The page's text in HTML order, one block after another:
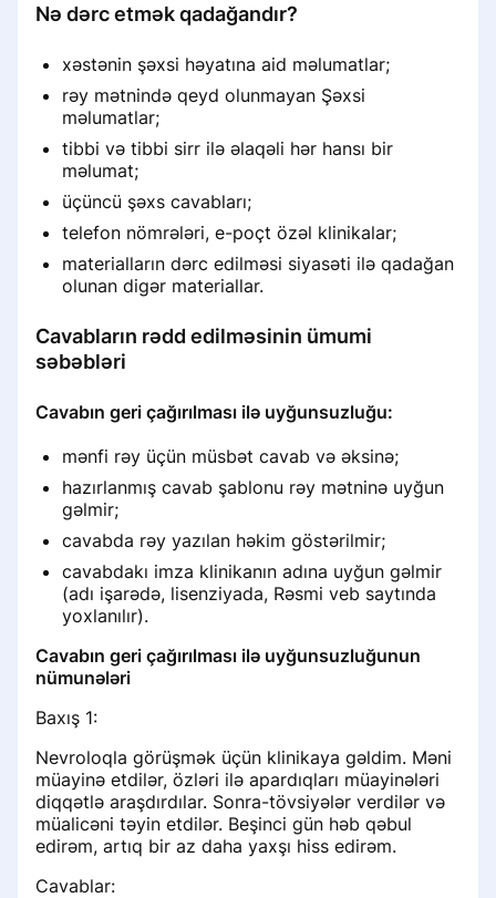
Почему пациенту важно
загружать документы при
оставлении отзыва
Сбор отзыва через звонок
Doktor Prodoctors portalında
bonusları necə xərcləmək olar
Əvvəl və sonra şəkillər
Ünsiyyət dilləri
Bildirişlərin qurulması
Раздел «Если меня не станет»
Как добавить или изменить
специальность
Раздел «Советы по продвижению»
Визитная карточка для пациентов
Удаление профиля специалиста с
Правила размещения
Как сохранить профиль при
переезде в другую страну СНГ
Klinikaların səhifələrində şəkillər və
videoların yerləşdirilməsi qaydaları
Aşağı balans bildirişləri
Həkim randevusunun qurulması
Marketinq analitikasına baxın
Qurğuşun istehsalının nəticələrinə
История записи на приём
Настройка записи на приём
Удаление врача из списка клиники
кабинет клиники
Не работает онлайн-запись
Klinika səhifəsindəki etiketlər
Удалить отзыв о клинике
«Сила отзыва»: партнёрская
программа от ПроДокторов
Reytinq və sıralama
Reytinq necə formalaşır
Klinikaların bal Sıralaması sistemi
Həkimlərin bal Sıralaması sistemi
Onlayn qeyd üçün sıralama balları
Ранжирование по услугам и
диагностике
Onlayn konsultasiya girişini
aktivləşdirin
FAQ
Nə dərc etmək qadağandır?
xəstənin şəxsi həyatına aid məlumatlar;
rəy mətnində qeyd olunmayan Şəxsi
məlumatlar;
tibbi və tibbi sirr ilə əlaqəli hər hansı bir
məlumat;
üçüncü şəxs cavabları;
telefon nömrələri, e-poçt özəl klinikalar;
materialların dərc edilməsi siyasəti ilə qadağan
olunan digər materiallar.
Cavabların rədd edilməsinin ümumi
səbəbləri
Cavabın geri çağırılması ilə uyğunsuzluğu:
mənfi rəy üçün müsbət cavab və əksinə;
hazırlanmış cavab şablonu rəy mətninə uyğun
gəlmir;
cavabda rəy yazılan həkim göstərilmir;
cavabdakı imza klinikanın adına uyğun gəlmir
(adı işarədə, lisenziyada, Rəsmi veb saytında
yoxlanılır).
Cavabın geri çağırılması ilə uyğunsuzluğunun
nümunələri
Baxış 1:
Nevroloqla görüşmək üçün klinikaya gəldim. Məni
müayinə etdilər, özləri ilə apardıqları müayinələri
diqqətlə araşdırdılar. Sonra-tövsiyələr verdilər və
müalicəni təyin etdilər. Beşinci gün həb qəbul
edirəm, artıq bir az daha yaxşı hiss edirəm.
Cavablar: